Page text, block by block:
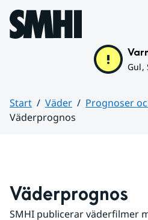
Hoppa till sidans innehåll
Gul,
Start Väder
Prognoser
Väderprognos
Väderprognos
SMHI publicerar väderfilmer